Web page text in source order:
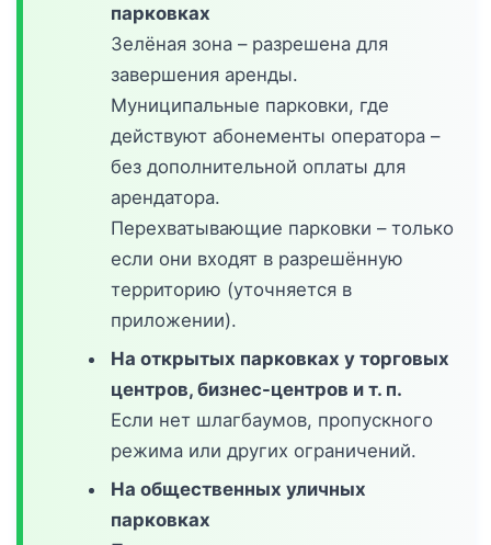
парковках
Зелёная зона – разрешена для
завершения аренды.
Муниципальные парковки, где
действуют абонементы оператора –
без дополнительной оплаты для
арендатора.
Перехватывающие парковки – только
если они входят в разрешённую
территорию (уточняется в
приложении).
На открытых парковках у торговых
центров, бизнес-центров и т. п.
Если нет шлагбаумов, пропускного
режима или других ограничений.
На общественных уличных
парковках